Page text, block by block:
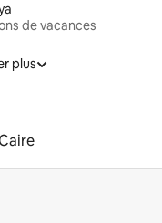
de vacances
plus